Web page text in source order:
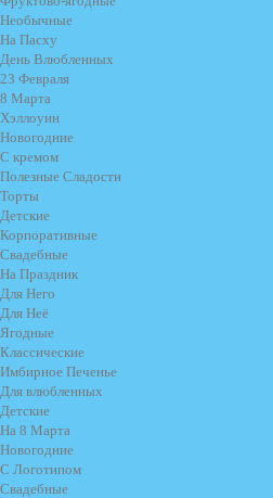
Необычные
На Пасху
День Влюбленных
23 Февраля
8 Марта
Хэллоуин
Новогодние
С кремом
Полезные Сладости
Торты
Детские
Корпоративные
Свадебные
На Праздник
Для Него
Для Неё
Ягодные
Классические
Имбирное Печенье
Для влюбленных
Детские
На 8 Марта
Новогодние
С Логотипом
Свадебные